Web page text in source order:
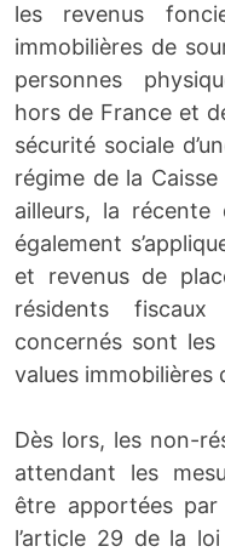
les revenus
immobilières de
personnes
hors de France et
sécurité sociale
régime de la Caisse
ailleurs, la récente
également
et revenus de
résidents
concernés sont
values immobilières
Dès lors, les non-
attendant les
être apportées
l’article 29 de la